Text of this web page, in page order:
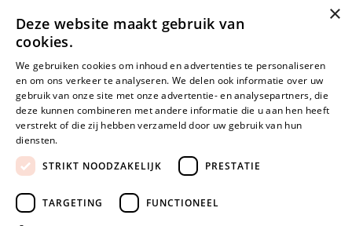
Postbus 203
6040 AE ROERMOND
steunpunt@sam-limburg.nl
0475-399281
© 2026
Privacyverklaring
×
Deze website maakt gebruik van
cookies.
We gebruiken cookies om inhoud en advertenties te personaliseren
en om ons verkeer te analyseren. We delen ook informatie over uw
gebruik van onze site met onze advertentie- en analysepartners, die
deze kunnen combineren met andere informatie die u aan hen heeft
verstrekt of die zij hebben verzameld door uw gebruik van hun
diensten.
STRIKT NOODZAKELIJK
PRESTATIE
TARGETING FUNCTIONEEL